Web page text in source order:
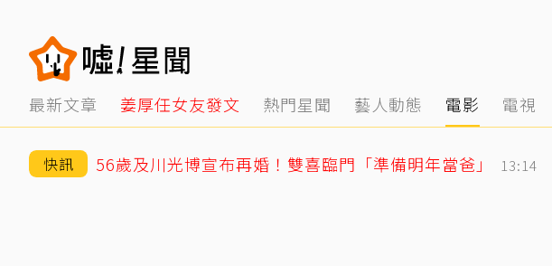
最新文章 姜厚任女友發文 熱門星聞 藝人動態 電影 電視
快訊 56歲及川光博宣布再婚！雙喜臨門「準備明年當爸」 13:14